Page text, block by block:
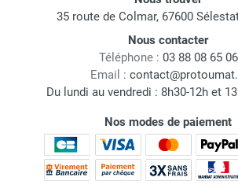
35 route de Colmar, 67600
Nous contacter
Téléphone : 03 88 08 65 06
Email :
Du lundi au vendredi : 8h30-12h et
Nos modes de paiement